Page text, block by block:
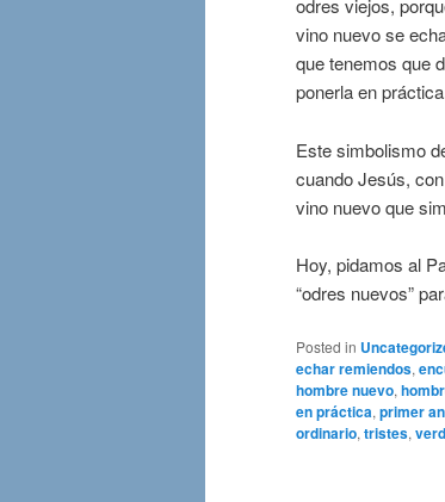
odres viejos,
vino nuevo se
que tenemos que
ponerla en
Este simbolismo
cuando Jesús,
vino nuevo que
Hoy, pidamos al
“odres nuevos”
Posted in
echar remiendos,
hombre nuevo,
en práctica, primer
ordinario, tristes,